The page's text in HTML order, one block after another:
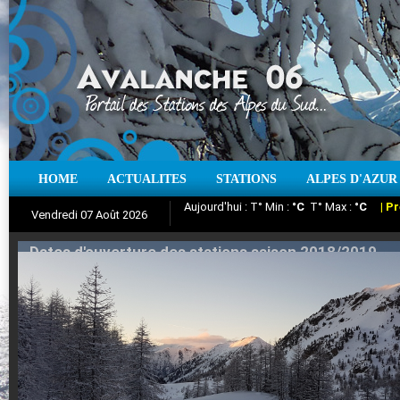
HOME ACTUALITES STATIONS ALPES D'AZUR
Vendredi 07 Août 2026
Aujourd'hui : T° Min :°CT° Max :°C |
Iso à 0° :m Neige sur 12 heures : cm
Suivez en direct l'actualité des stations